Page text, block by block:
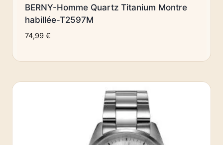
BERNY-Homme Quartz Titanium Montre
habillée-T2597M
74,99 €